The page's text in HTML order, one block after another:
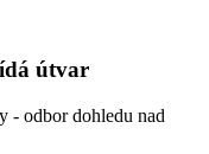
útvar
- odbor dohledu nad